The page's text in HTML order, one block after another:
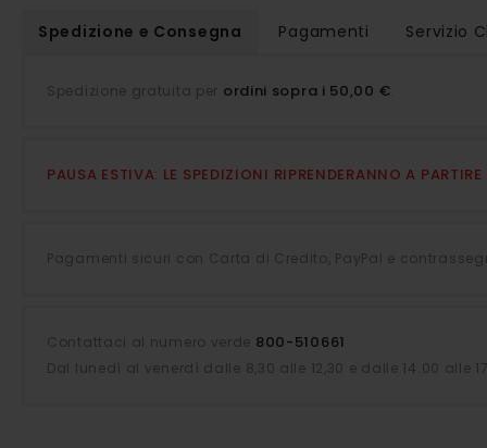
Spedizione e Consegna Pagamenti Servizio
Spedizione gratuita per ordini sopra i 50,00 €
PAUSA ESTIVA: LE SPEDIZIONI RIPRENDERANNO A
Pagamenti sicuri con Carta di Credito, PayPal e
Contattaci al numero verde 800-510661
Dal lunedì al venerdì dalle 8,30 alle 12,30 e dalle 14.00 alle
immagini